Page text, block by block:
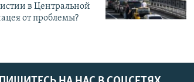
в Центральной
от проблемы?